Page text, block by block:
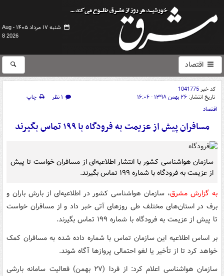
شنبه ۱۷ مرداد ۱۴۰۵ -
Aug
8 2026
اقتصاد
کد خبر1041775
تاریخ انتشار: ۲۶ بهمن ۱۳۹۸ - ۱۶:۰۶ ۱ نظر
چاپ
اقتصاد
مسافران پیش از عزیمت به فرودگاه با ۱۹۹ تماس بگیرند
سازمان هواشناسی کشور با انتشار اطلاعیه‌ای از مسافران خواست تا پیش
از عزیمت به فرودگاه با شماره ۱۹۹ تماس بگیرند.
به گزارش مشرق، سازمان هواشناسی کشور در اطلاعیه‌ای از بارش باران و
برف در استان‌های مختلف طی روزهای آتی خبر داد و از مسافران خواست
تا پیش از عزیمت به فرودگاه با شماره ۱۹۹ تماس بگیرند.
بر اساس اطلاعیه این سازمان تماس با شماره داده شده به مسافران کمک
خواهد کرد تا از تأخیر یا لغو احتمالی پروازها آگاه شوند.
سازمان هواشناسی اعلام کرد: از فردا (۲۷ بهمن) فعالیت سامانه بارشی